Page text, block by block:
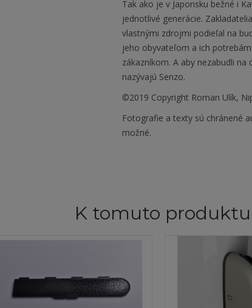
Tak ako je v Japonsku bežné i
jednotlivé generácie.
vlastnými zdrojmi podieľal na
jeho obyvateľom a ich
zákazníkom. A aby nezabudli
nazývajú Senzo.
©2019 Copyright Roman Ulík,
Fotografie a texty sú chránené
možné.
K tomuto